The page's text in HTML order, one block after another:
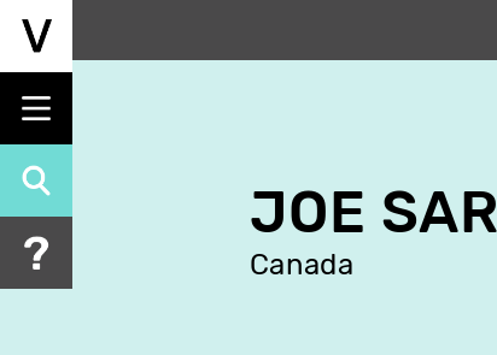
Aller
principal
JOE
Canada